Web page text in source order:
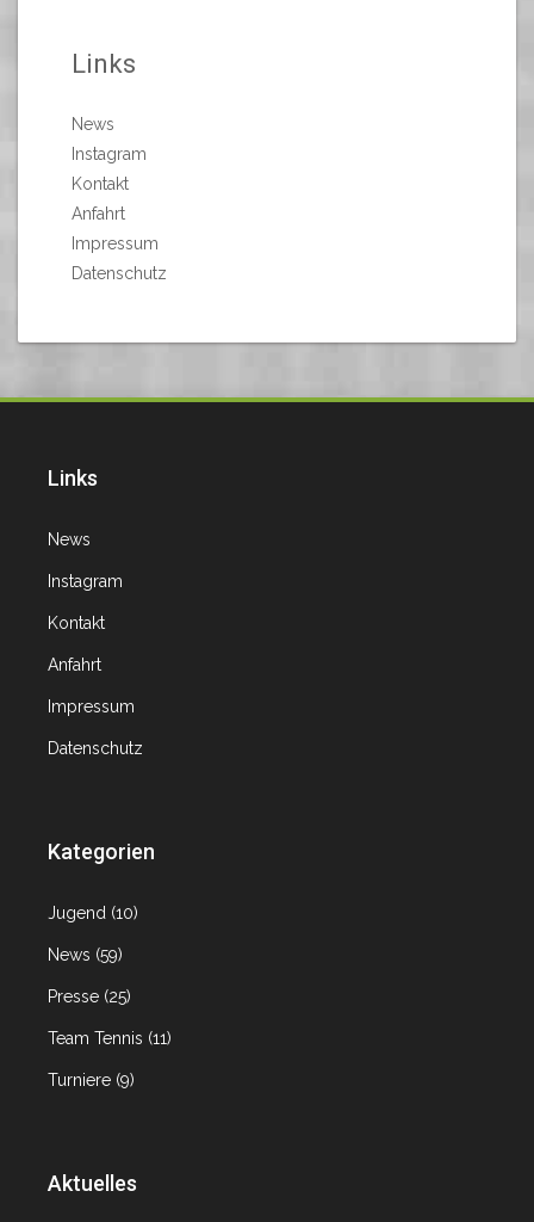
Links
News
Instagram
Kontakt
Anfahrt
Impressum
Datenschutz
Links
News
Instagram
Kontakt
Anfahrt
Impressum
Datenschutz
Kategorien
Jugend (10)
News (59)
Presse (25)
Team Tennis (11)
Turniere (9)
Aktuelles